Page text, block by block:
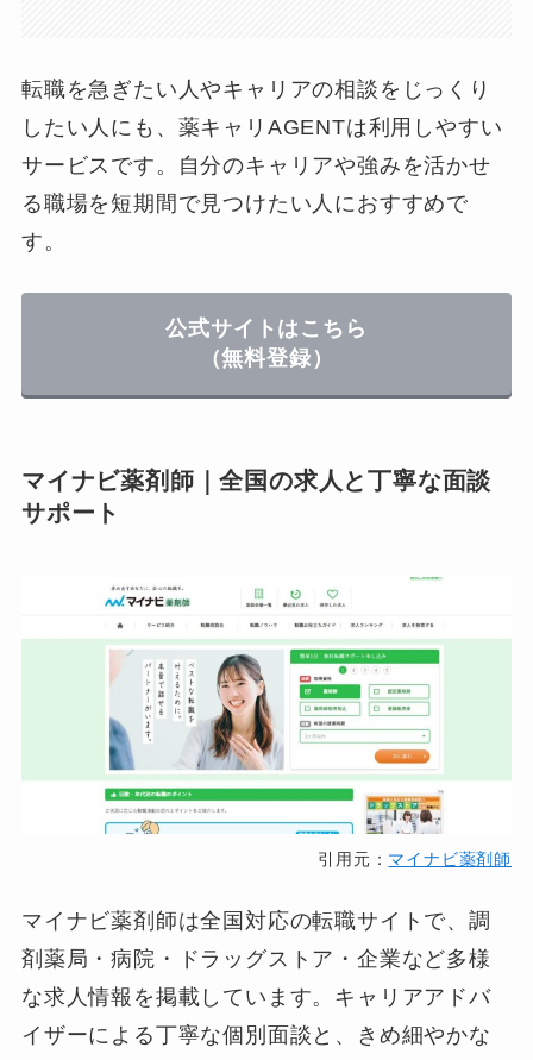
転職を急ぎたい人やキャリアの相談をじっくり
したい人にも、薬キャリAGENTは利用しやすい
サービスです。自分のキャリアや強みを活かせ
る職場を短期間で見つけたい人におすすめで
す。
公式サイトはこちら
（無料登録）
マイナビ薬剤師｜全国の求人と丁寧な面談
サポート
引用元： マイナビ薬剤師
マイナビ薬剤師は全国対応の転職サイトで、調
剤薬局・病院・ドラッグストア・企業など多様
な求人情報を掲載しています。キャリアアドバ
イザーによる丁寧な個別面談と、きめ細やかな